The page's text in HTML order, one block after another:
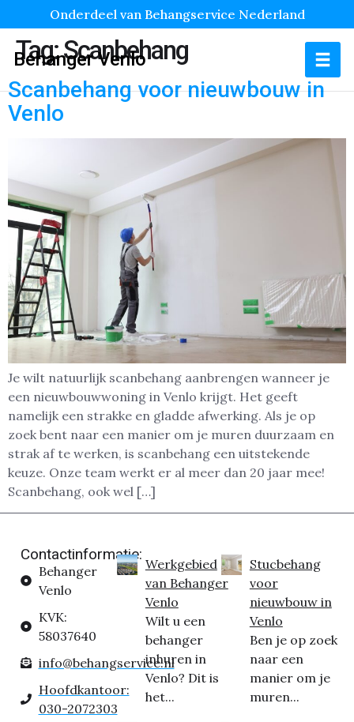
Onderdeel van Behangservice Nederland
Behanger Venlo
Tag:Scanbehang
Scanbehang voor nieuwbouw in
Venlo
Je wilt natuurlijk scanbehang aanbrengen wanneer je
een nieuwbouwwoning in Venlo krijgt. Het geeft
namelijk een strakke en gladde afwerking. Als je op
zoek bent naar een manier om je muren duurzaam en
strak af te werken, is scanbehang een uitstekende
keuze. Onze team werkt er al meer dan 20 jaar mee!
Scanbehang, ook wel […]
Contactinformatie:
Behanger
Venlo
KVK:
58037640
info@behangservice.nl
Hoofdkantoor:
030-2072303
Werkgebied
van Behanger
Venlo
Wilt u een
behanger
inhuren in
Venlo? Dit is
het...
Stucbehang
voor
nieuwbouw in
Venlo
Ben je op zoek
naar een
manier om je
muren...